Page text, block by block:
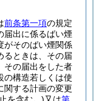
前条第一項の規定
届出に係るばい煙
がそのばい煙関係
るときは、その届
その届出をした者
の構造若しくは使
関する計画の変更